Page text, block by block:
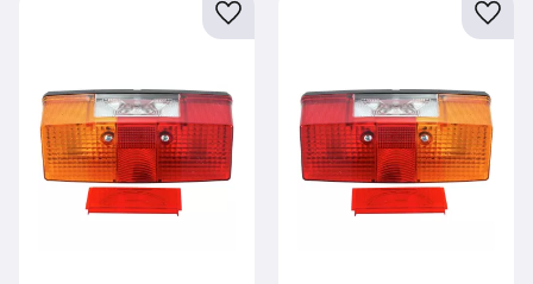
Lägg till i favoriter